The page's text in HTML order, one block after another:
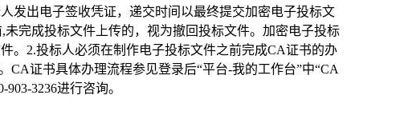
发出电子签收凭证，递交时间以最终提交加密电子投标文
完成投标文件上传的，视为撤回投标文件。加密电子投标
。2.投标人必须在制作电子投标文件之前完成CA证书的办
证书具体办理流程参见登录后“平台-我的工作台”中“CA
3236进行咨询。